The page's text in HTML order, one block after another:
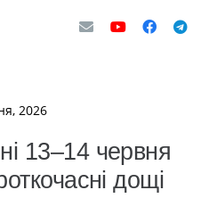
2026
13–14 червня
дощі